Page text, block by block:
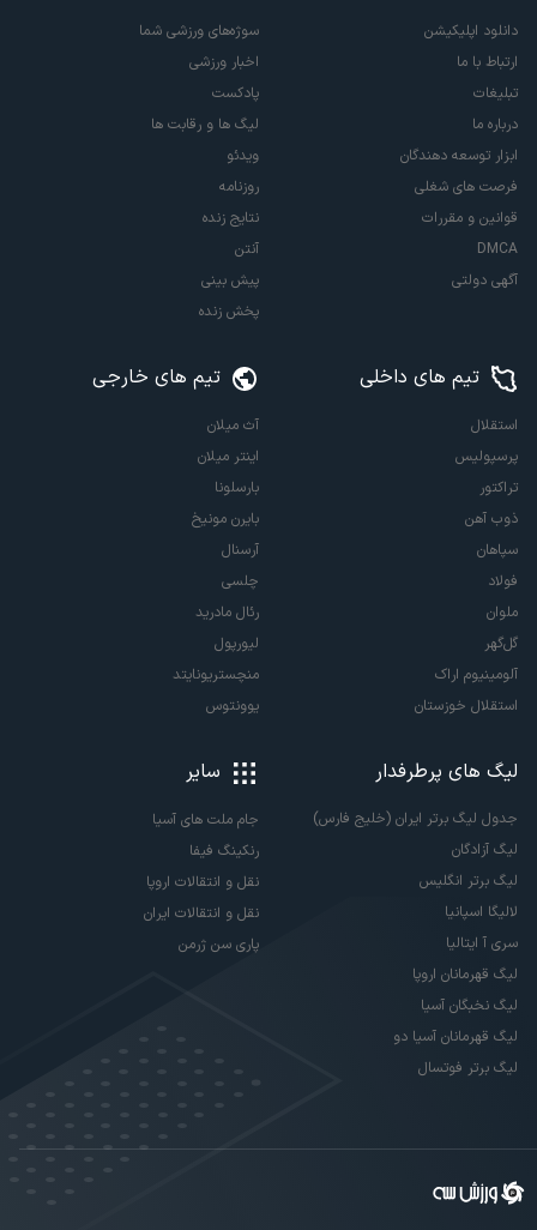
دانلود اپلیکیشن
ارتباط با ما
تبلیغات
درباره ما
ابزار توسعه دهندگان
فرصت های شغلی
قوانین و مقررات
DMCA
آگهی دولتی
سوژه‌های ورزشی شما
اخبار ورزشی
پادکست
لیگ ها و رقابت ها
ویدئو
روزنامه
نتایج زنده
آنتن
پیش بینی
پخش زنده
تیم های داخلی
استقلال
پرسپولیس
تراکتور
ذوب آهن
سپاهان
فولاد
ملوان
گل‌گهر
آلومینیوم اراک
استقلال خوزستان
تیم های خارجی
آث میلان
اینتر میلان
بارسلونا
بایرن مونیخ
آرسنال
چلسی
رئال مادرید
لیورپول
منچستریونایتد
یوونتوس
لیگ های پرطرفدار
جدول لیگ برتر ایران (خلیج فارس)
لیگ آزادگان
لیگ برتر انگلیس
لالیگا اسپانیا
سری آ ایتالیا
لیگ قهرمانان اروپا
لیگ نخبگان آسیا
لیگ قهرمانان آسیا دو
لیگ برتر فوتسال
سایر
جام ملت های آسیا
رنکینگ فیفا
نقل و انتقالات اروپا
نقل و انتقالات ایران
پاری سن ژرمن